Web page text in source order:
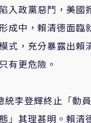
入政黨惡鬥，美國
成中，賴清德面臨
式，充分暴露出賴
有更危險。
李登輝終止「動
」其理甚明。賴清